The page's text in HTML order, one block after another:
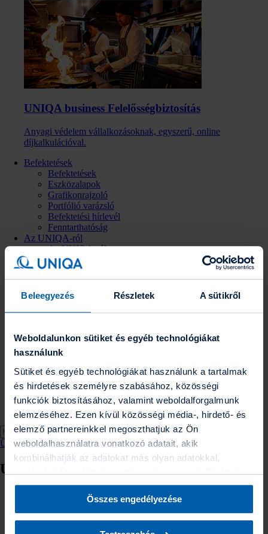
Beleegyezés Részletek A sütikről
Weboldalunkon sütiket és egyéb technológiákat
használunk
Sütiket és egyéb technológiákat használunk a tartalmak
és hirdetések személyre szabásához, közösségi
funkciók biztosításához, valamint weboldalforgalmunk
elemzéséhez. Ezen kívül közösségi média-, hirdető- és
elemző partnereinkkel megoszthatjuk az Ön
weboldalhasználatra vonatkozó adatait, akik
kombinálhatják az adatokat más olyan adatokkal,
amelyeket Ön adott meg számunkra vagy az Ön által
használt más szolgáltatásokból gyűjtöttek. A “Részletek
megjelenítése” gombra kattintva bármikor dönthet arról,
hogy milyen alkalmazásokat szeretne engedélyezni. A
Biztosító által folytatott adatkezelésekről további
Összes engedélyezése
UNIQA business Felelősség­biztosítás
Anyagi védelem vállalkozásoknak, egyszerű, online
díjkalkulációval.
Befektetések
Befektetések
Eszközalapok
Grafikonrajzoló
Portfólió varázsló
Befektetési hírlevél
Fenntarthatóság
Az UNIQA-ról
Az UNIQA-ról
Hírek
Üzleti jelentések
Karrier
Gyakornoki program
Blog
Energetikai szakreferensi jelentés
ESG törekvéseink
Kapcsolat
Elérhetőségek
Sajtókapcsolat
Fogyatékossággal élő ügyfeleinknek
Panaszbejelentés
Visszaélés bejelentése
Ügyfélportál
Útkövető
Szerződés-ügyintézés
Szerződésmódosítás